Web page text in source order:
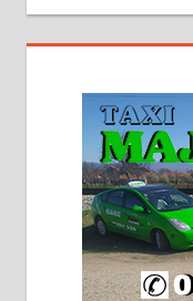
стамбене
2х150м2,
грејање
адресе. 063/
Издајем
халу на
плацу
064/321-80-